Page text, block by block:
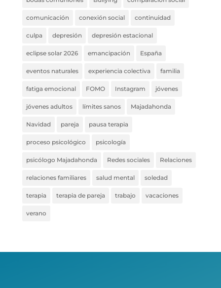
comunicación conexión social continuidad
culpa depresión depresión estacional
eclipse solar 2026 emancipación España
eventos naturales experiencia colectiva familia
fatiga emocional FOMO Instagram jóvenes
jóvenes adultos límites sanos Majadahonda
Navidad pareja pausa terapia
proceso psicológico psicología
psicólogo Majadahonda Redes sociales Relaciones
relaciones familiares salud mental soledad
terapia terapia de pareja trabajo vacaciones
verano